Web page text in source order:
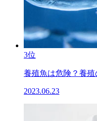
3位
養殖魚は危険？養
2023.06.23